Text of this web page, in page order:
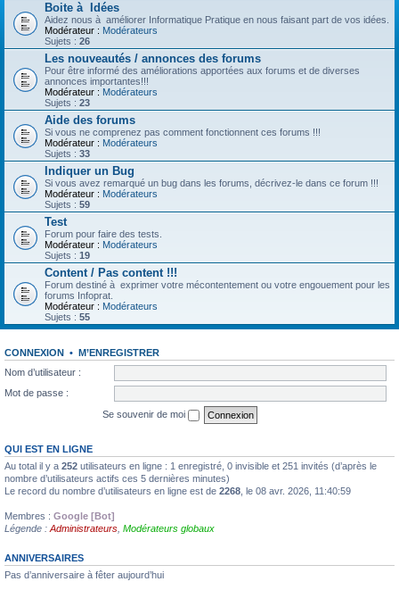
Boite à Idées
Aidez nous à améliorer Informatique Pratique en nous faisant part de vos idées.
Modérateur : Modérateurs
Sujets : 26
Les nouveautés / annonces des forums
Pour être informé des améliorations apportées aux forums et de diverses
annonces importantes!!!
Modérateur : Modérateurs
Sujets : 23
Aide des forums
Si vous ne comprenez pas comment fonctionnent ces forums !!!
Modérateur : Modérateurs
Sujets : 33
Indiquer un Bug
Si vous avez remarqué un bug dans les forums, décrivez-le dans ce forum !!!
Modérateur : Modérateurs
Sujets : 59
Test
Forum pour faire des tests.
Modérateur : Modérateurs
Sujets : 19
Content / Pas content !!!
Forum destiné à exprimer votre mécontentement ou votre engouement pour les
forums Infoprat.
Modérateur : Modérateurs
Sujets : 55
CONNEXION • M’ENREGISTRER
Nom d’utilisateur :
Mot de passe :
Se souvenir de moi
QUI EST EN LIGNE
Au total il y a 252 utilisateurs en ligne : 1 enregistré, 0 invisible et 251 invités (d’après le
nombre d’utilisateurs actifs ces 5 dernières minutes)
Le record du nombre d’utilisateurs en ligne est de 2268 , le 08 avr. 2026, 11:40:59
Membres : Google [Bot]
Légende : Administrateurs Modérateurs globaux
ANNIVERSAIRES
Pas d’anniversaire à fêter aujourd’hui